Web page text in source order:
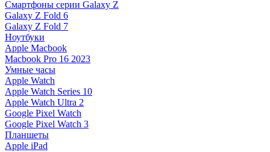
Смартфоны серии Galaxy Z
Galaxy Z Fold 6
Galaxy Z Fold 7
Ноутбуки
Apple Macbook
Macbook Pro 16 2023
Умные часы
Apple Watch
Apple Watch Series 10
Apple Watch Ultra 2
Google Pixel Watch
Google Pixel Watch 3
Планшеты
Apple iPad